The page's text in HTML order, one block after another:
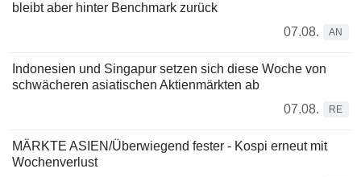
bleibt aber hinter Benchmark zurück
07.08.
AN
Indonesien und Singapur setzen sich diese Woche von
schwächeren asiatischen Aktienmärkten ab
07.08.
RE
MÄRKTE ASIEN/Überwiegend fester - Kospi erneut mit
Wochenverlust